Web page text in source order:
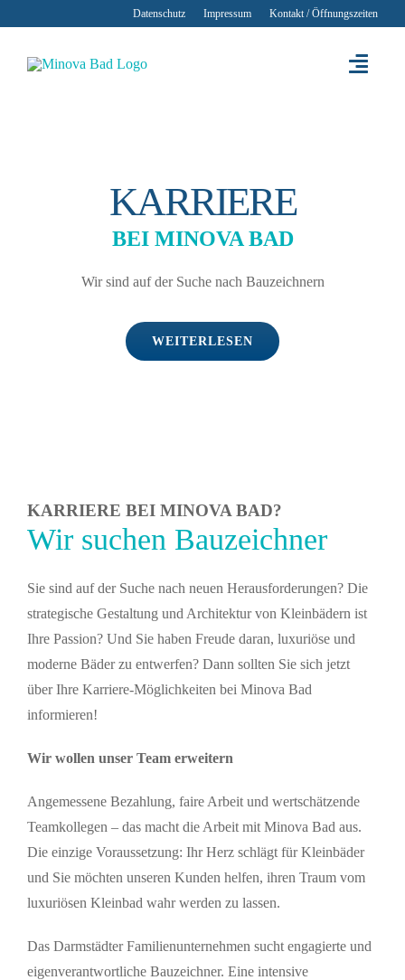
springen
Datenschutz Impressum Kontakt / Öffnungszeiten
KARRIERE
BEI MINOVA BAD
Wir sind auf der Suche nach Bauzeichnern
WEITERLESEN
KARRIERE BEI MINOVA BAD?
Wir suchen Bauzeichner
Sie sind auf der Suche nach neuen Herausforderungen? Die
strategische Gestaltung und Architektur von Kleinbädern ist
Ihre Passion? Und Sie haben Freude daran, luxuriöse und
moderne Bäder zu entwerfen? Dann sollten Sie sich jetzt
über Ihre Karriere-Möglichkeiten bei Minova Bad
informieren!
Wir wollen unser Team erweitern
Angemessene Bezahlung, faire Arbeit und wertschätzende
Teamkollegen – das macht die Arbeit mit Minova Bad aus.
Die einzige Voraussetzung: Ihr Herz schlägt für Kleinbäder
und Sie möchten unseren Kunden helfen, ihren Traum vom
luxuriösen Kleinbad wahr werden zu lassen.
Das Darmstädter Familienunternehmen sucht engagierte und
eigenverantwortliche Bauzeichner. Eine intensive